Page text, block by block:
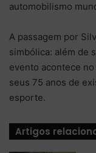
automobilismo
A passagem por
simbólica: além de
evento acontece
seus 75 anos de
esporte.
Artigos